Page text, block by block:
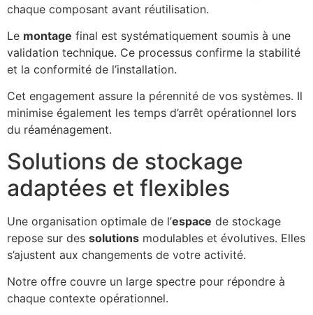
chaque composant avant réutilisation.
Le montage final est systématiquement soumis à une
validation technique. Ce processus confirme la stabilité
et la conformité de l’installation.
Cet engagement assure la pérennité de vos systèmes. Il
minimise également les temps d’arrêt opérationnel lors
du réaménagement.
Solutions de stockage
adaptées et flexibles
Une organisation optimale de l’espace de stockage
repose sur des solutions modulables et évolutives. Elles
s’ajustent aux changements de votre activité.
Notre offre couvre un large spectre pour répondre à
chaque contexte opérationnel.